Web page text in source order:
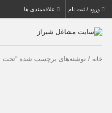
ورود / ثبت نام علاقه‌مندی ها
خانه / نوشته‌های برچسب شده “تخت